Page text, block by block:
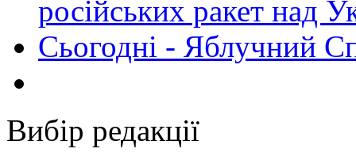
російських ракет над
Сьогодні - Яблучний
Вибір редакції